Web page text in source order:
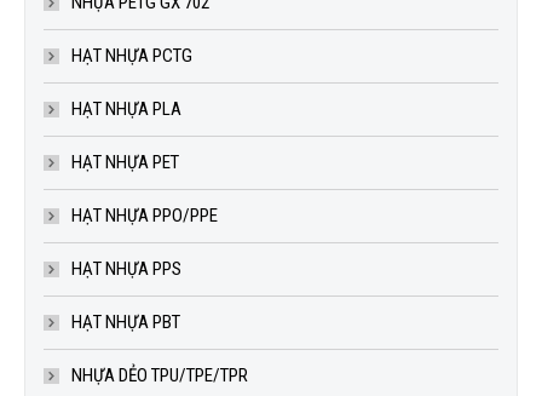
HẠT NHỰA PCTG
HẠT NHỰA PLA
HẠT NHỰA PET
HẠT NHỰA PPO/PPE
HẠT NHỰA PPS
HẠT NHỰA PBT
NHỰA DẺO TPU/TPE/TPR